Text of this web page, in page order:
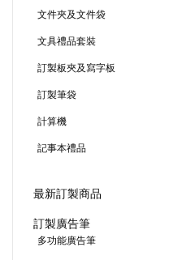
文件夾及文件袋
文具禮品套裝
訂製板夾及寫字板
訂製筆袋
計算機
記事本禮品
最新訂製商品
訂製廣告筆
多功能廣告筆